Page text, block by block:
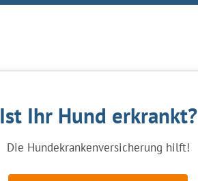
Ist Ihr Hund erkrankt?
Die Hundekrankenversicherung hilft!